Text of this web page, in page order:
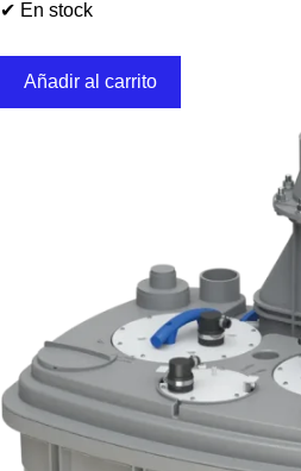
✔ En stock
Añadir al carrito